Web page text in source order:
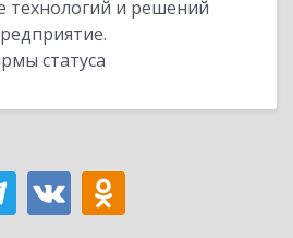
технологий и решений
статуса